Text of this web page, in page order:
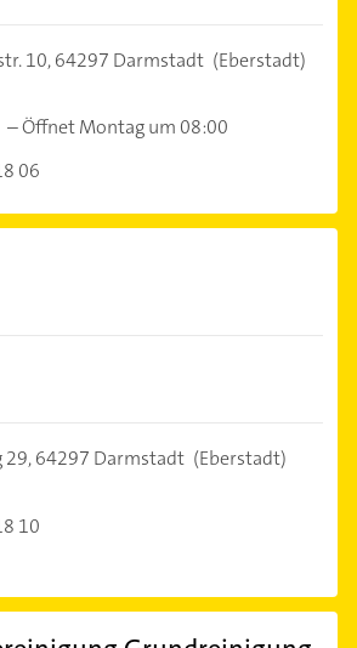
10,64297 Darmstadt (Eberstadt)
–Öffnet Montag um 08:00
06
29,64297 Darmstadt (Eberstadt)
10